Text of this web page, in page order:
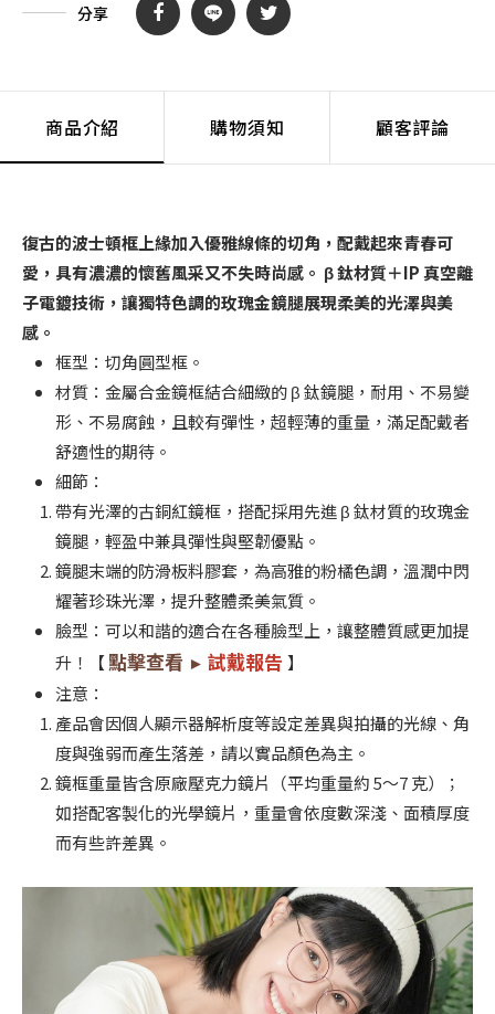
分享
商品介紹 購物須知 顧客評論
復古的波士頓框上緣加入優雅線條的切角，配戴起來青春可
愛，具有濃濃的懷舊風采又不失時尚感。 β 鈦材質＋IP 真空離
子電鍍技術，讓獨特色調的玫瑰金鏡腿展現柔美的光澤與美
感。
框型：切角圓型框。
材質：金屬合金鏡框結合細緻的 β 鈦鏡腿，耐用、不易變
形、不易腐蝕，且較有彈性，超輕薄的重量，滿足配戴者
舒適性的期待。
細節：
帶有光澤的古銅紅鏡框，搭配採用先進 β 鈦材質的玫瑰金
鏡腿，輕盈中兼具彈性與堅韌優點。
鏡腿末端的防滑板料膠套，為高雅的粉橘色調，溫潤中閃
耀著珍珠光澤，提升整體柔美氣質。
臉型：可以和諧的適合在各種臉型上，讓整體質感更加提
升！【點擊查看 ► 試戴報告 】
注意：
產品會因個人顯示器解析度等設定差異與拍攝的光線、角
度與強弱而產生落差，請以實品顏色為主。
鏡框重量皆含原廠壓克力鏡片（平均重量約 5～7 克）；
如搭配客製化的光學鏡片，重量會依度數深淺、面積厚度
而有些許差異。